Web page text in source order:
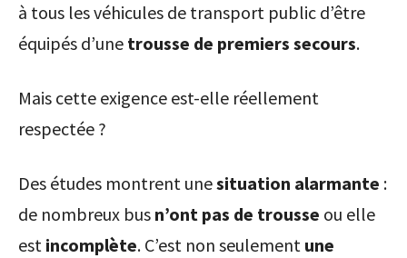
à tous les véhicules de transport public d’être
équipés d’une trousse de premiers secours.
Mais cette exigence est-elle réellement
respectée ?
Des études montrent unesituation alarmante :
de nombreux bus n’ont pas de trousse ou elle
est incomplète. C’est non seulement une